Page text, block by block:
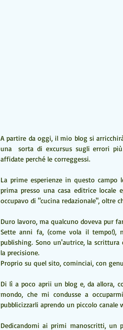
A partire da oggi, il mio blog si
una  sorta di excursus sugli errori
affidate perché le correggessi.
La prime esperienze in questo
prima presso una casa editrice
occupavo di "cucina redazionale", oltre
Duro lavoro, ma qualcuno doveva pur
Sette anni fa, (come vola il
publishing. Sono un'autrice, la
la precisione.
Proprio su quel sito, cominciai, con
Di lì a poco aprii un blog e, da allora,
mondo, che mi condusse a
pubblicizzarli aprendo un piccolo
Dedicandomi ai primi manoscritti, un